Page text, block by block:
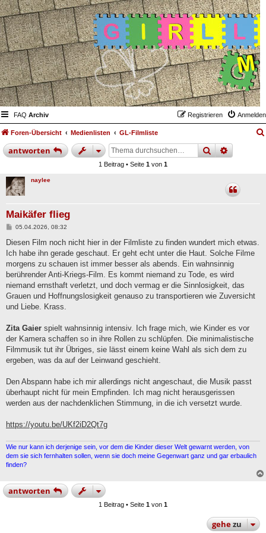
FAQ Archiv Anmelden
Registrieren
Foren-Übersicht Medienlisten GL-Filmliste
antworten suche
1 Beitrag • Seite 1 von 1
naylee
Maikäfer flieg
B
i
r
a
05.04.2026, 08:32
Diesen Film noch nicht hier in der Filmliste zu finden wundert mich etwas.
Ich habe ihn gerade geschaut. Er geht echt unter die Haut. Solche Filme
morgens zu schauen ist immer besser als abends. Ein wahnsinnig
berührender Anti-Kriegs-Film. Es kommt niemand zu Tode, es wird
niemand ernsthaft verletzt, und doch vermag er die Sinnlosigkeit, das
Grauen und Hoffnungslosigkeit genauso zu transportieren wie Zuversicht
und Liebe. Krass.
Zita Gaier spielt wahnsinnig intensiv. Ich frage mich, wie Kinder es vor
der Kamera schaffen so in ihre Rollen zu schlüpfen. Die minimalistische
Filmmusik tut ihr Übriges, sie lässt einem keine Wahl als sich dem zu
ergeben, was da auf der Leinwand geschieht.
Den Abspann habe ich mir allerdings nicht angeschaut, die Musik passt
überhaupt nicht für mein Empfinden. Ich mag nicht herausgerissen
werden aus der nachdenklichen Stimmung, in die ich versetzt wurde.
https://youtu.be/UKf2iD2Qt7g
Wie nur kann ich derjenige sein, vor dem die Kinder dieser Welt gewarnt werden, von
dem sie sich fernhalten sollen, wenn sie doch meine Gegenwart ganz und gar erbaulich
finden?
antworten
1 Beitrag • Seite 1 von 1
gehezu